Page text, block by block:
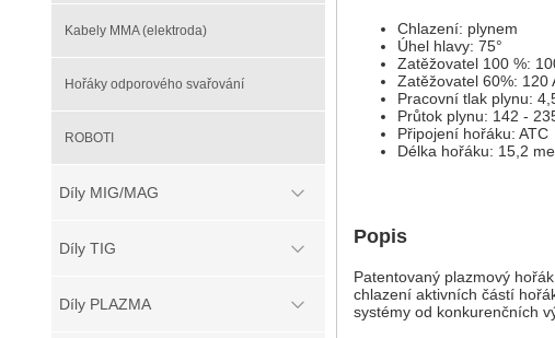
Kabely MMA (elektroda)
Hořáky odporového svařování
ROBOTI
Díly MIG/MAG
Díly TIG
Díly PLAZMA
Chlazení: plynem
Úhel hlavy: 75°
Zatěžovatel 100 %:
Zatěžovatel 60%: 120
Pracovní tlak plynu:
Průtok plynu: 142 -
Připojení hořáku: ATC
Délka hořáku: 15,2
Popis
Patentovaný plazmový
chlazení aktivních částí
systémy od konkurenčních